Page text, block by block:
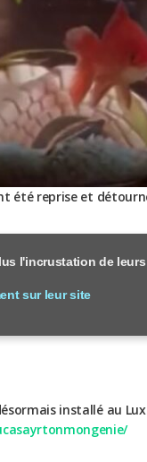
été reprise et
l'incrustation de
sur leur site
installé au